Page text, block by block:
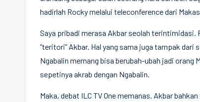
hadirlah Rocky melalui teleconference dari
Saya pribadi merasa Akbar seolah terintimidasi.
“teritori” Akbar. Hal yang sama juga tampak dari
Ngabalin memang bisa berubah-ubah jadi orang
sepetinya akrab dengan Ngabalin.
Maka, debat ILC TV One memanas. Akbar